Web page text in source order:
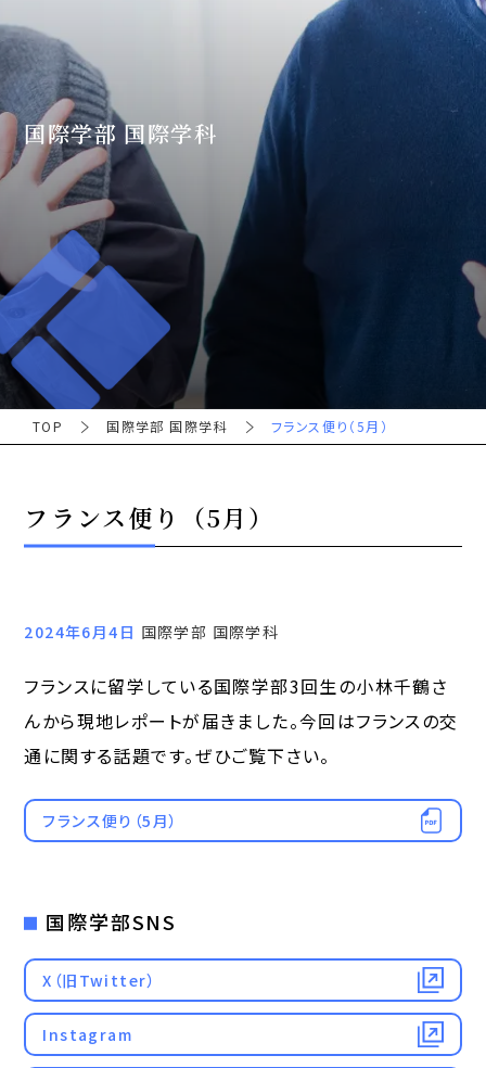
国際学部 国際学科
TOP 国際学部 国際学科 フランス便り（5月）
フランス便り（5月）
2024年6月4日 国際学部 国際学科
フランスに留学している国際学部3回生の小林千鶴さ
んから現地レポートが届きました。今回はフランスの交
通に関する話題です。ぜひご覧下さい。
フランス便り（5月）
国際学部SNS
X（旧Twitter）
Instagram